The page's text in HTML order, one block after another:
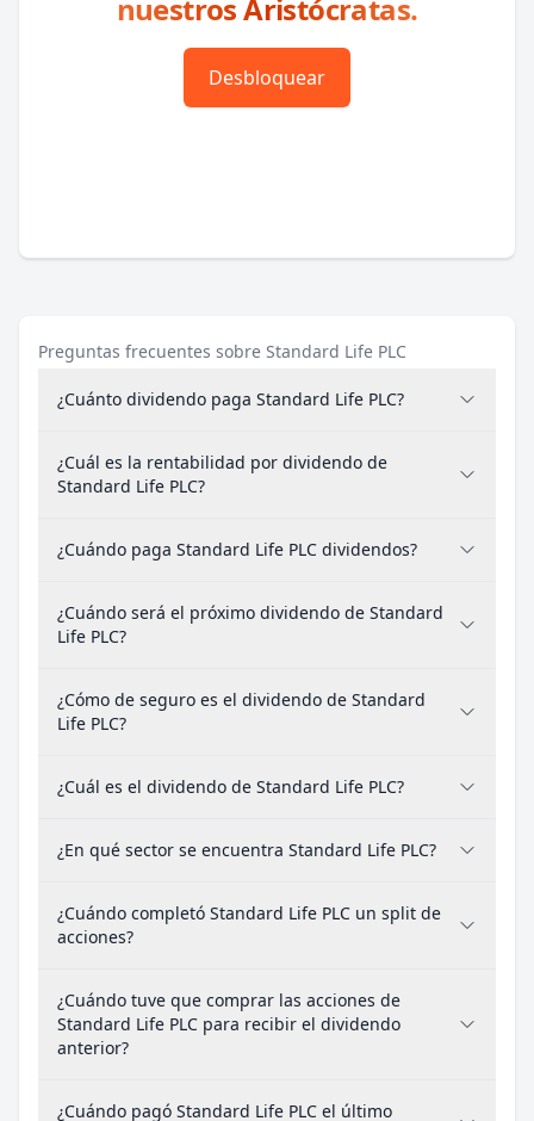
nuestros Aristócratas.
Desbloquear
Preguntas frecuentes sobre Standard Life PLC
¿Cuánto dividendo paga Standard Life PLC?
¿Cuál es la rentabilidad por dividendo de
Standard Life PLC?
¿Cuándo paga Standard Life PLC dividendos?
¿Cuándo será el próximo dividendo de Standard
Life PLC?
¿Cómo de seguro es el dividendo de Standard
Life PLC?
¿Cuál es el dividendo de Standard Life PLC?
¿En qué sector se encuentra Standard Life PLC?
¿Cuándo completó Standard Life PLC un split de
acciones?
¿Cuándo tuve que comprar las acciones de
Standard Life PLC para recibir el dividendo
anterior?
¿Cuándo pagó Standard Life PLC el último